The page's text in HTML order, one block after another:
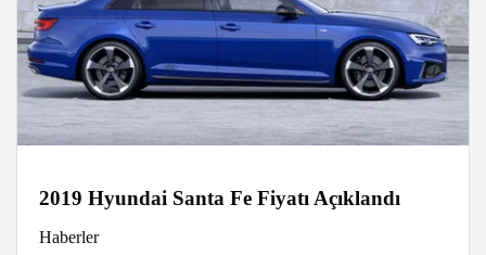
2019 Hyundai Santa Fe Fiyatı Açıklandı
Haberler